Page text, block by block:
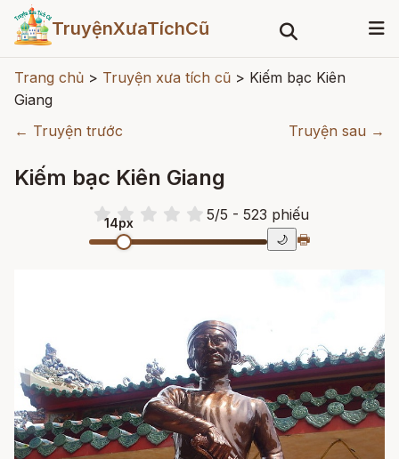
TruyệnXưaTíchCũ
Trang chủ > Truyện xưa tích cũ > Kiếm bạc Kiên
Giang
← Truyện trước
Truyện sau →
Kiếm bạc Kiên Giang
5/5 - 523 phiếu
14px
🌙 🖶